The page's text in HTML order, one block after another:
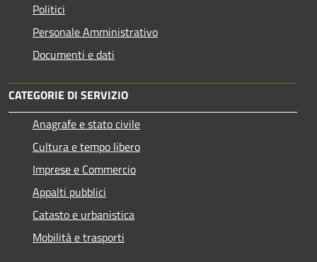
Politici
Personale Amministrativo
Documenti e dati
CATEGORIE DI SERVIZIO
Anagrafe e stato civile
Cultura e tempo libero
Imprese e Commercio
Appalti pubblici
Catasto e urbanistica
Mobilità e trasporti